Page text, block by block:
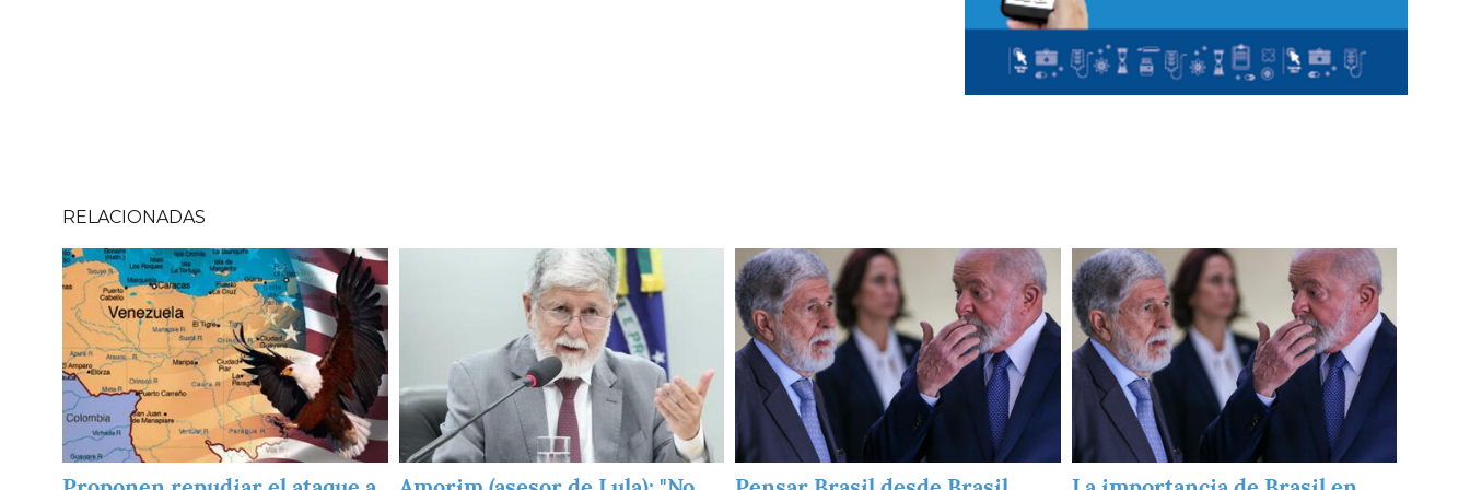
RELACIONADAS
Imagen
Imagen Imagen